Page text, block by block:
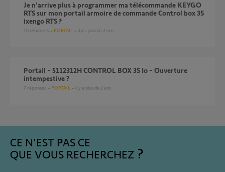
Je n'arrive plus à programmer ma télécommande KEYGO
RTS sur mon portail armoire de commande Control box 3S
ixengo RTS ?
10 réponses PORTAIL il y a plus de 2 ans
Portail - 5112312H CONTROL BOX 3S Io - Ouverture
intempestive ?
7 réponses PORTAIL il y a plus de 2 ans
CE N'EST PAS CE
QUE VOUS RECHERCHEZ